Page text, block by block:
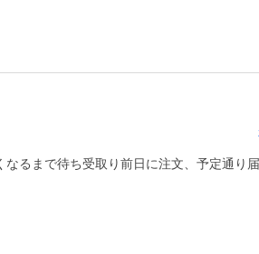
るまで待ち受取り前日に注文、予定通り